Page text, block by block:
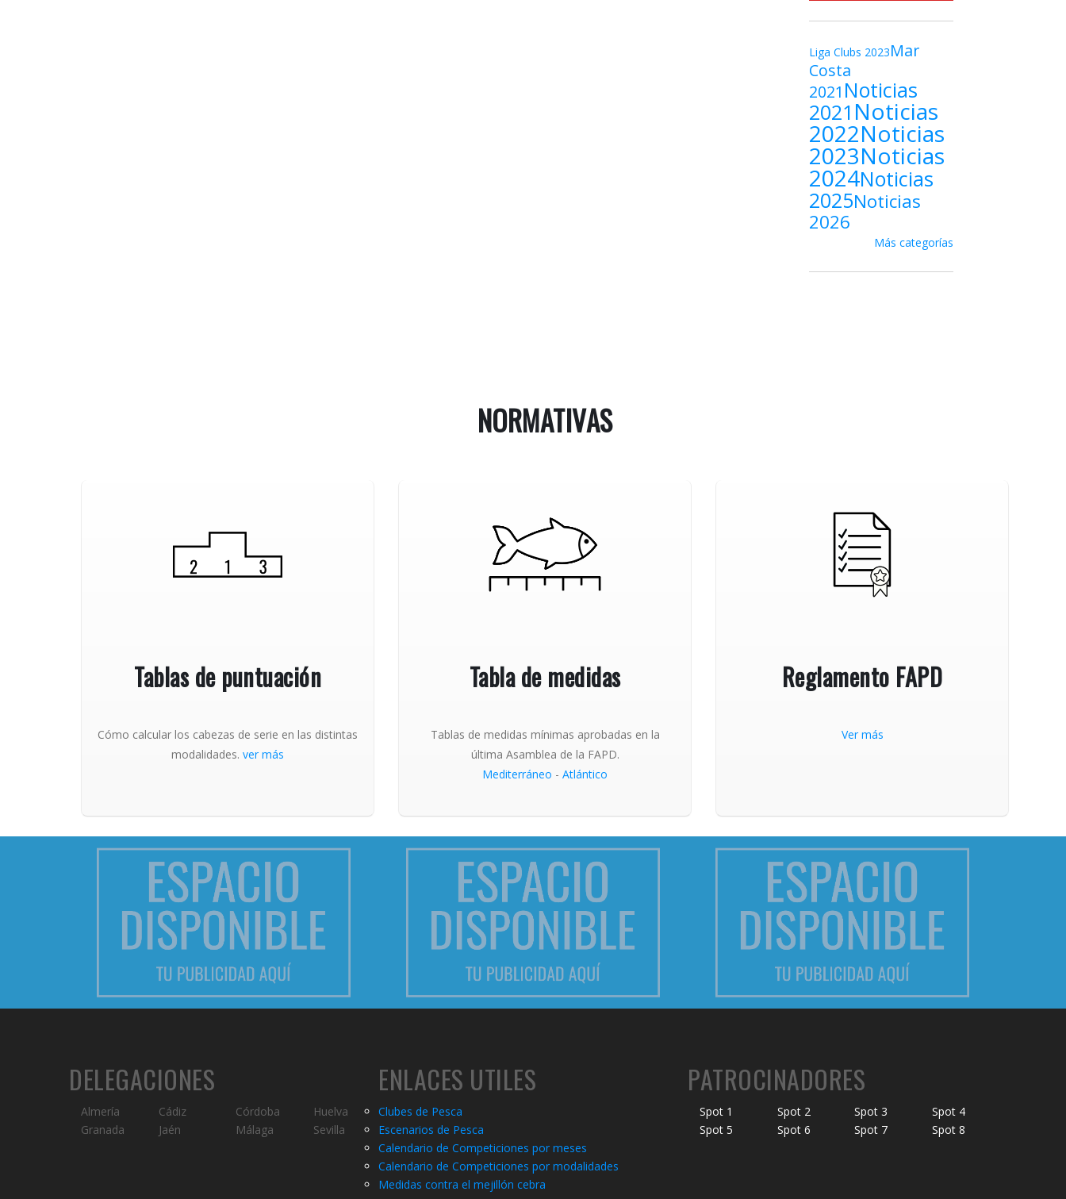
Liga Clubs 2023Mar
Costa
2021 Noticias
2021 Noticias
2022Noticias
2023Noticias
2024Noticias
2025Noticias
2026
Más categorías
NORMATIVAS
Tablas de puntuación
Cómo calcular los cabezas de serie en las distintas
modalidades. ver más
Tabla de medidas
Tablas de medidas mínimas aprobadas en la
última Asamblea de la FAPD.
Mediterráneo - Atlántico
Reglamento FAPD
Ver más
DELEGACIONES
Almería Cádiz Córdoba
Huelva
Granada
Jaén Málaga Sevilla
ENLACES UTILES
Clubes de Pesca
Escenarios de Pesca
Calendario de Competiciones por meses
Calendario de Competiciones por modalidades
Medidas contra el mejillón cebra
PATROCINADORES
Spot 1 Spot 2 Spot 3
Spot 4
Spot 5
Spot 6 Spot 7 Spot 8